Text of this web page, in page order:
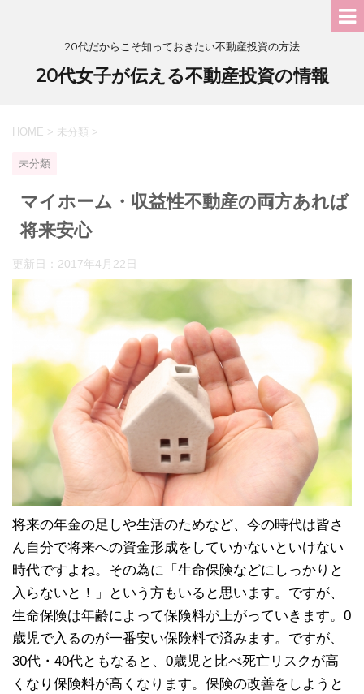
20代だからこそ知っておきたい不動産投資の方法
20代女子が伝える不動産投資の情報
HOME > 未分類 >
未分類
マイホーム・収益性不動産の両方あれば
将来安心
更新日： 2017年4月22日
将来の年金の足しや生活のためなど、今の時代は皆さ
ん自分で将来への資金形成をしていかないといけない
時代ですよね。その為に「生命保険などにしっかりと
入らないと！」という方もいると思います。ですが、
生命保険は年齢によって保険料が上がっていきます。0
歳児で入るのが一番安い保険料で済みます。ですが、
30代・40代ともなると、0歳児と比べ死亡リスクが高
くなり保険料が高くなります。保険の改善をしようと